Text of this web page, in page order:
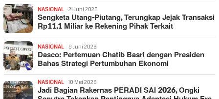
NASIONAL 21 Juni 2026
Sengketa Utang-Piutang, Terungkap Jejak Transaksi
Rp11,1 Miliar ke Rekening Pihak Terkait
NASIONAL 9 Juni 2026
Dasco: Pertemuan Chatib Basri dengan Presiden
Bahas Strategi Pertumbuhan Ekonomi
NASIONAL 10 Mei 2026
Jadi Bagian Rakernas PERADI SAI 2026, Ongki